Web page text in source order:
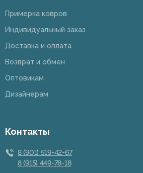
Примерка ковров
Индивидуальный заказ
Доставка и оплата
Возврат и обмен
Оптовикам
Дизайнерам
Контакты
8 (901) 519-42-67
8 (915) 449-78-18